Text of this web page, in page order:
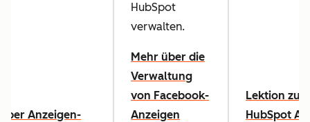
Anzeigen-
HubSpot
verwalten.
Mehr über die
Verwaltung
von Facebook-
Anzeigen
Lektion zu
HubSpot